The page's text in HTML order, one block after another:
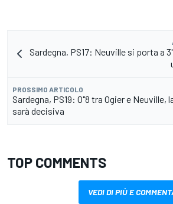
Sardegna, PS17: Neuville si porta a
PROSSIMO ARTICOLO
Sardegna, PS19: 0"8 tra Ogier e Neuville,
sarà decisiva
TOP COMMENTS
VEDI DI PIÙ E